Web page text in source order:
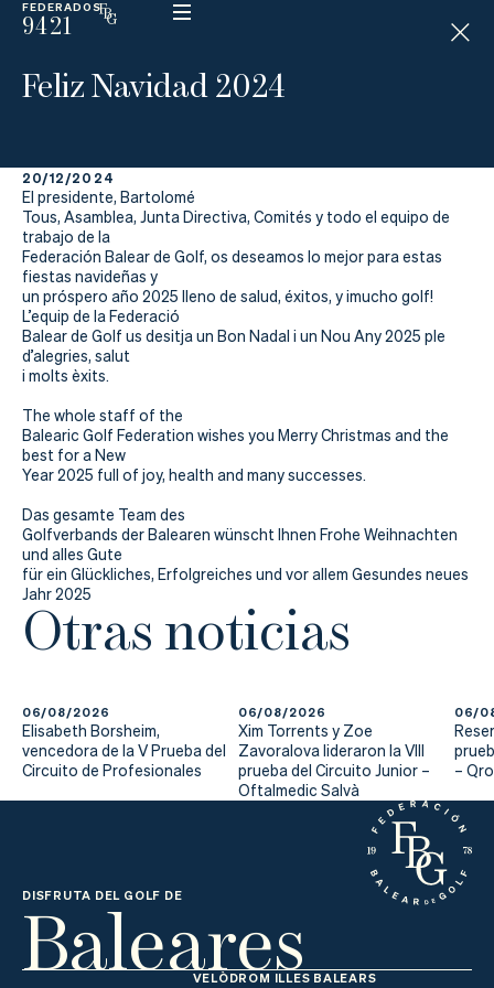
FEDERADOS
9421
ESP
N
D
La
Federación
Federarse
Jugar
Aprender
Actualidad
Tienda
Feliz Navidad 2024
20/12/2024
El presidente, Bartolomé
Tous, Asamblea, Junta Directiva, Comités y todo el equipo de
trabajo de la
Federación Balear de Golf, os deseamos lo mejor para estas
fiestas navideñas y
un próspero año 2025 lleno de salud, éxitos, y ¡mucho golf!
L’equip de la Federació
Balear de Golf us desitja un Bon Nadal i un Nou Any 2025 ple
d’alegries, salut
i molts èxits.
The whole staff of the
Balearic Golf Federation wishes you Merry Christmas and the
best for a New
Year 2025 full of joy, health and many successes.
Das gesamte Team des
Golfverbands der Balearen wünscht Ihnen Frohe Weihnachten
und alles Gute
für ein Glückliches, Erfolgreiches und vor allem Gesundes neues
Jahr 2025
Otras noticias
06/08/2026
Elisabeth Borsheim,
vencedora de la V Prueba del
Circuito de Profesionales
06/08/2026
Xim Torrents y Zoe
Zavoralova lideraron la VIII
prueba del Circuito Junior –
Oftalmedic Salvà
06/
–
DISFRUTA DEL GOLF DE
Baleares
VELÒDROM ILLES BALEARS